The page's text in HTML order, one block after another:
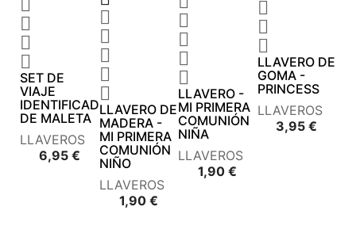




SET DE
VIAJE
IDENTIFICADOR
DE MALETA
LLAVEROS
6,95 €Precio





LLAVERO DE
MADERA -
MI PRIMERA
COMUNIÓN
NIÑO
LLAVEROS
1,90 €Precio




LLAVERO -
MI PRIMERA
COMUNIÓN
NIÑA
LLAVEROS
1,90 €



LLAVERO DE
GOMA -
PRINCESS
LLAVEROS
3,95 €